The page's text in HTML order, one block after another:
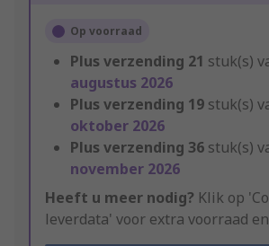
Op voorraad
Plus verzending 21 stuk(s)
augustus 2026
Plus verzending 19 stuk(s)
oktober 2026
Plus verzending 36 stuk(s)
november 2026
Heeft u meer nodig? Klik op
leverdata' voor extra voorraad